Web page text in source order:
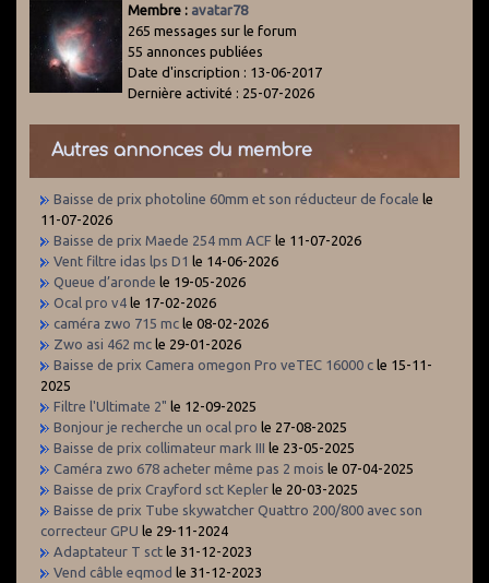
Membre : avatar78
265 messages sur le forum
55 annonces publiées
Date d'inscription : 13-06-2017
Dernière activité : 25-07-2026
Autres annonces du membre
Baisse de prix photoline 60mm et son réducteur de focale le
11-07-2026
Baisse de prix Maede 254 mm ACF le 11-07-2026
Vent filtre idas lps D1 le 14-06-2026
Queue d’aronde le 19-05-2026
Ocal pro v4 le 17-02-2026
caméra zwo 715 mc le 08-02-2026
Zwo asi 462 mc le 29-01-2026
Baisse de prix Camera omegon Pro veTEC 16000 c le 15-11-
2025
Filtre l'Ultimate 2" le 12-09-2025
Bonjour je recherche un ocal pro le 27-08-2025
Baisse de prix collimateur mark III le 23-05-2025
Caméra zwo 678 acheter même pas 2 mois le 07-04-2025
Baisse de prix Crayford sct Kepler le 20-03-2025
Baisse de prix Tube skywatcher Quattro 200/800 avec son
correcteur GPU le 29-11-2024
Adaptateur T sct le 31-12-2023
Vend câble eqmod le 31-12-2023